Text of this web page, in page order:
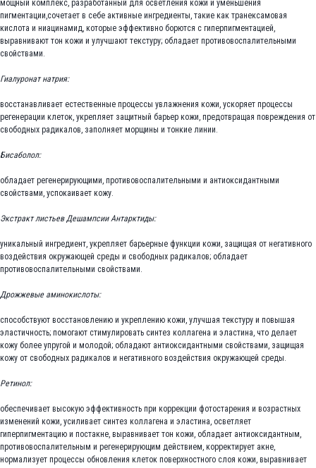
мощный комплекс, разработанный для осветления кожи и уменьшения
пигментации,сочетает в себе активные ингредиенты, такие как транексамовая
кислота и ниацинамид, которые эффективно борются с гиперпигментацией,
выравнивают тон кожи и улучшают текстуру; обладает противовоспалительными
свойствами.
Гиалуронат натрия:
восстанавливает естественные процессы увлажнения кожи, ускоряет процессы
регенерации клеток, укрепляет защитный барьер кожи, предотвращая повреждения от
свободных радикалов, заполняет морщины и тонкие линии.
Бисаболол:
обладает регенерирующими, противовоспалительными и антиоксидантными
свойствами, успокаивает кожу.
Экстракт листьев Дешампсии Антарктиды:
уникальный ингредиент, укрепляет барьерные функции кожи, защищая от негативного
воздействия окружающей среды и свободных радикалов; обладает
противовоспалительными свойствами.
Дрожжевые аминокислоты:
способствуют восстановлению и укреплению кожи, улучшая текстуру и повышая
эластичность; помогают стимулировать синтез коллагена и эластина, что делает
кожу более упругой и молодой; обладают антиоксидантными свойствами, защищая
кожу от свободных радикалов и негативного воздействия окружающей среды.
Ретинол:
обеспечивает высокую эффективность при коррекции фотостарения и возрастных
изменений кожи, усиливает синтез коллагена и эластина, осветляет
гиперпигментацию и постакне, выравнивает тон кожи, обладает антиоксидантным,
противовоспалительным и регенерирующим действием, корректирует акне,
нормализует процессы обновления клеток поверхностного слоя кожи, выравнивает